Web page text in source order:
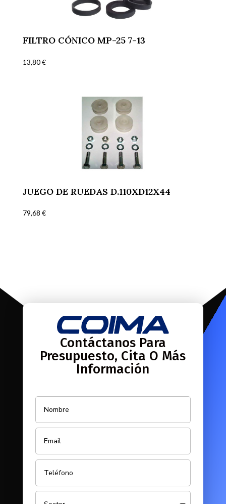
FILTRO CÓNICO MP-25 7-13
13,80€
JUEGO DE RUEDAS D.110XD12X44
79,68 €
Contáctanos Para
Presupuesto, Cita O Más
Información